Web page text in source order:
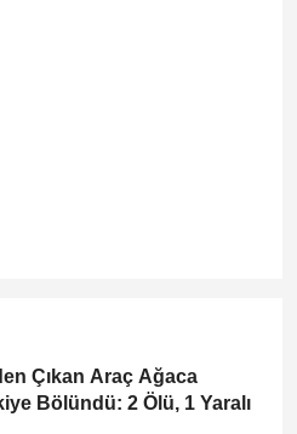
Çıkan Araç Ağaca
Bölündü: 2 Ölü, 1 Yaralı